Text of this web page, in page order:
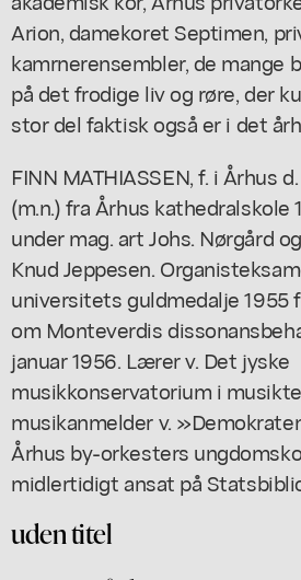
Arion, damekoret Septimen,
kamrnerensembler, de
på det frodige liv og røre, der
stor del faktisk også er i det
FINN MATHIASSEN, f. i Århus
(m.n.) fra Århus kathedralskole
under mag. art Johs. Nørgård
Knud Jeppesen.
universitets guldmedalje 1955
om Monteverdis
januar 1956. Lærer v. Det jyske
musikkonservatorium i
musikanmelder v.
Århus by-orkesters
midlertidigt ansat på
uden titel